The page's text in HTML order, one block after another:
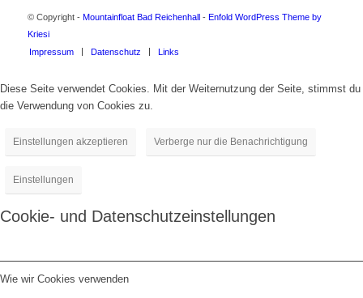
© Copyright - Mountainfloat Bad Reichenhall - Enfold WordPress Theme by
Kriesi
Impressum
Datenschutz Links
Diese Seite verwendet Cookies. Mit der Weiternutzung der Seite, stimmst du
die Verwendung von Cookies zu.
Einstellungen akzeptieren Verberge nur die Benachrichtigung
Einstellungen
Cookie- und Datenschutzeinstellungen
Wie wir Cookies verwenden